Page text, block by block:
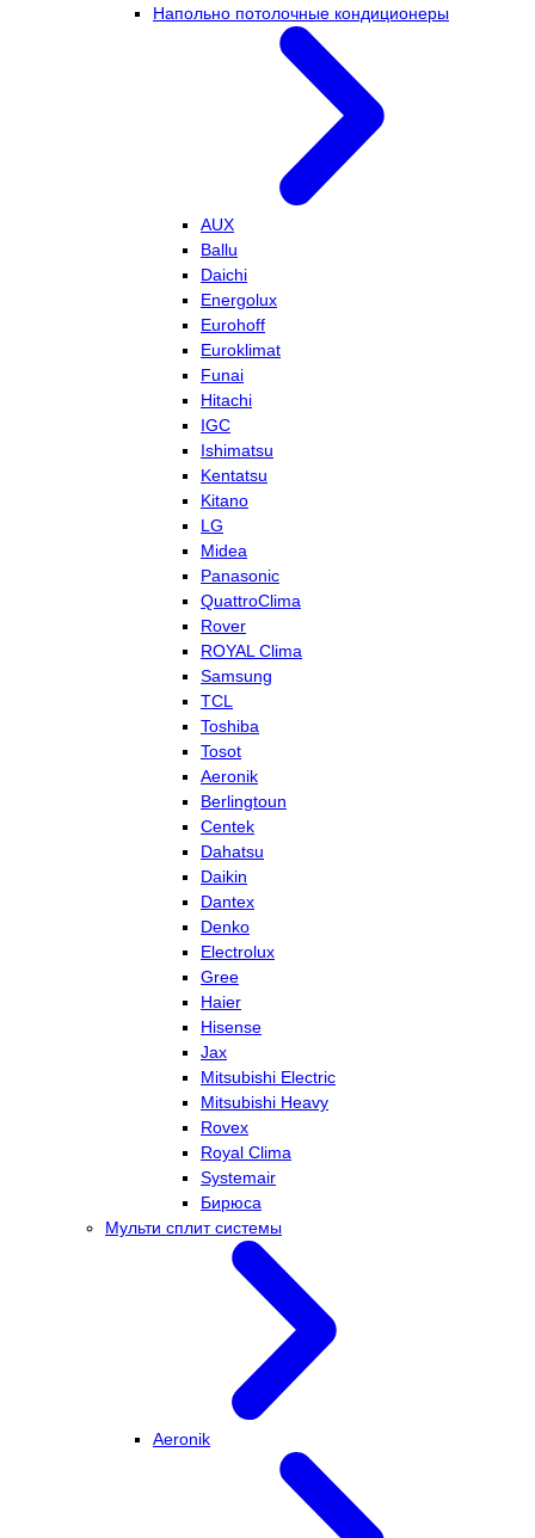
Напольно потолочные кондиционеры
AUX
Ballu
Daichi
Energolux
Eurohoff
Euroklimat
Funai
Hitachi
IGC
Ishimatsu
Kentatsu
Kitano
LG
Midea
Panasonic
QuattroClima
Rover
ROYAL Clima
Samsung
TCL
Toshiba
Tosot
Aeronik
Berlingtoun
Centek
Dahatsu
Daikin
Dantex
Denko
Electrolux
Gree
Haier
Hisense
Jax
Mitsubishi Electric
Mitsubishi Heavy
Rovex
Royal Clima
Systemair
Бирюса
Мульти сплит системы
Aeronik